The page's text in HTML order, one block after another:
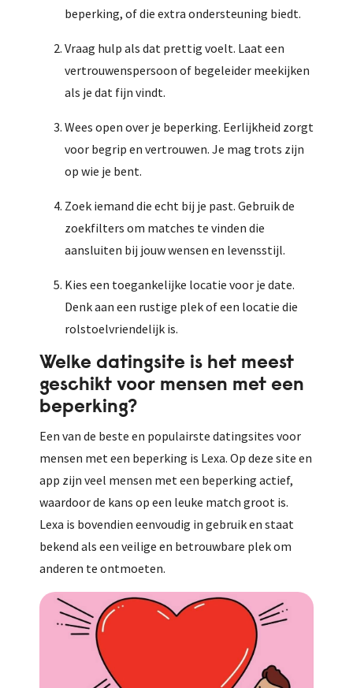
beperking, of die extra ondersteuning biedt.
Vraag hulp als dat prettig voelt. Laat een
vertrouwenspersoon of begeleider meekijken
als je dat fijn vindt.
Wees open over je beperking. Eerlijkheid zorgt
voor begrip en vertrouwen. Je mag trots zijn
op wie je bent.
Zoek iemand die echt bij je past. Gebruik de
zoekfilters om matches te vinden die
aansluiten bij jouw wensen en levensstijl.
Kies een toegankelijke locatie voor je date.
Denk aan een rustige plek of een locatie die
rolstoelvriendelijk is.
Welke datingsite is het meest
geschikt voor mensen met een
beperking?
Een van de beste en populairste datingsites voor
mensen met een beperking is Lexa. Op deze site en
app zijn veel mensen met een beperking actief,
waardoor de kans op een leuke match groot is.
Lexa is bovendien eenvoudig in gebruik en staat
bekend als een veilige en betrouwbare plek om
anderen te ontmoeten.